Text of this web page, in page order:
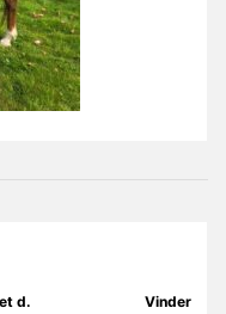
d. Vinder